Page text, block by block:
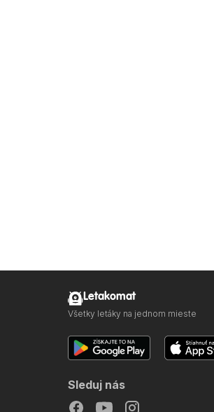
Letakomat
Všetky letáky na jednom mieste
Sleduj nás